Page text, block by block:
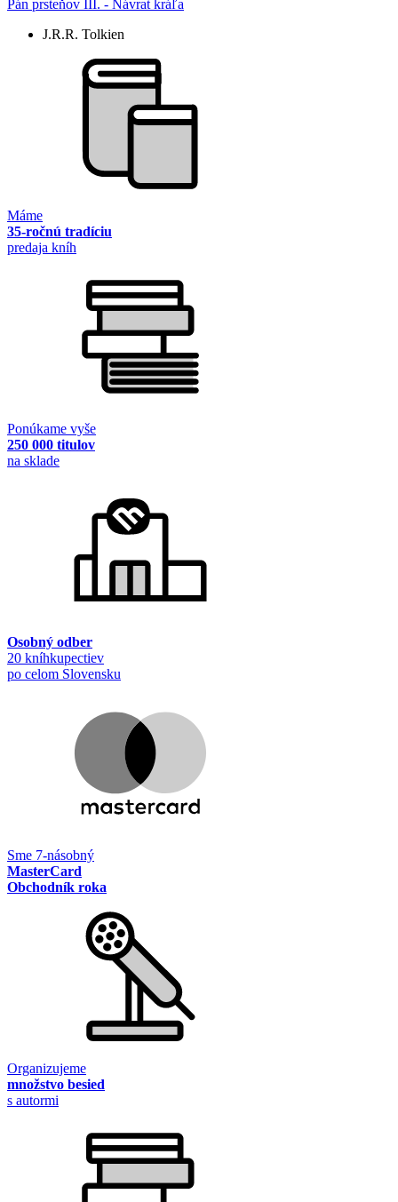
Pán prsteňov III. - Návrat kráľa
J.R.R. Tolkien
Máme
35-ročnú tradíciu
predaja kníh
Ponúkame vyše
250 000 titulov
na sklade
Osobný odber
20 kníhkupectiev
po celom Slovensku
Sme 7-násobný
MasterCard
Obchodník roka
Organizujeme
množstvo besied
s autormi